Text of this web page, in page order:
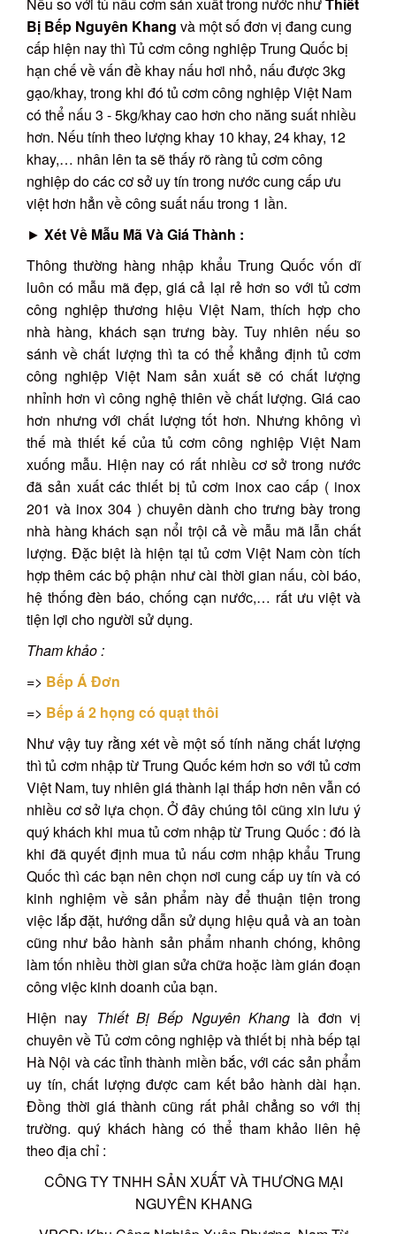
Bị Bếp Nguyên Khang và một số đơn vị đang cung
cấp hiện nay thì Tủ cơm công nghiệp Trung Quốc bị
hạn chế về vấn đề khay nấu hơi nhỏ, nấu được 3kg
gạo/khay, trong khi đó tủ cơm công nghiệp Việt Nam
có thể nấu 3 - 5kg/khay cao hơn cho năng suất nhiều
hơn. Nếu tính theo lượng khay 10 khay, 24 khay, 12
khay,… nhân lên ta sẽ thấy rõ ràng tủ cơm công
nghiệp do các cơ sở uy tín trong nước cung cấp ưu
việt hơn hẳn về công suất nấu trong 1 lần.
► Xét Về Mẫu Mã Và Giá Thành :
Thông thường hàng nhập khẩu Trung Quốc vốn dĩ
luôn có mẫu mã đẹp, giá cả lại rẻ hơn so với tủ cơm
công nghiệp thương hiệu Việt Nam, thích hợp cho
nhà hàng, khách sạn trưng bày. Tuy nhiên nếu so
sánh về chất lượng thì ta có thể khẳng định tủ cơm
công nghiệp Việt Nam sản xuất sẽ có chất lượng
nhỉnh hơn vì công nghệ thiên về chất lượng. Giá cao
hơn nhưng với chất lượng tốt hơn. Nhưng không vì
thế mà thiết kế của tủ cơm công nghiệp Việt Nam
xuống mẫu. Hiện nay có rất nhiều cơ sở trong nước
đã sản xuất các thiết bị tủ cơm inox cao cấp ( inox
201 và inox 304 ) chuyên dành cho trưng bày trong
nhà hàng khách sạn nổi trội cả về mẫu mã lẫn chất
lượng. Đặc biệt là hiện tại tủ cơm Việt Nam còn tích
hợp thêm các bộ phận như cài thời gian nấu, còi báo,
hệ thống đèn báo, chống cạn nước,… rất ưu việt và
tiện lợi cho người sử dụng.
Tham khảo :
=> Bếp Á Đơn
=> Bếp á 2 họng có quạt thôi
Như vậy tuy rằng xét về một số tính năng chất lượng
thì tủ cơm nhập từ Trung Quốc kém hơn so với tủ cơm
Việt Nam, tuy nhiên giá thành lại thấp hơn nên vẫn có
nhiều cơ sở lựa chọn. Ở đây chúng tôi cũng xin lưu ý
quý khách khi mua tủ cơm nhập từ Trung Quốc : đó là
khi đã quyết định mua tủ nấu cơm nhập khẩu Trung
Quốc thì các bạn nên chọn nơi cung cấp uy tín và có
kinh nghiệm về sản phẩm này để thuận tiện trong
việc lắp đặt, hướng dẫn sử dụng hiệu quả và an toàn
cũng như bảo hành sản phẩm nhanh chóng, không
làm tốn nhiều thời gian sửa chữa hoặc làm gián đoạn
công việc kinh doanh của bạn.
Hiện nay Thiết Bị Bếp Nguyên Khang là đơn vị
chuyên về Tủ cơm công nghiệp và thiết bị nhà bếp tại
Hà Nội và các tỉnh thành miền bắc, với các sản phẩm
uy tín, chất lượng được cam kết bảo hành dài hạn.
Đồng thời giá thành cũng rất phải chẳng so với thị
trường. quý khách hàng có thể tham khảo liên hệ
theo địa chỉ :
CÔNG TY TNHH SẢN XUẤT VÀ THƯƠNG MẠI
NGUYÊN KHANG